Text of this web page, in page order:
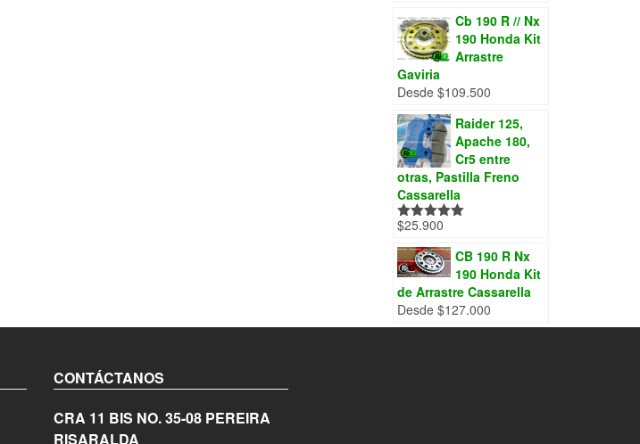
Cb 190 R // Nx
190 Honda Kit
Arrastre
Gaviria
Desde $109.500
Raider 125,
Apache 180,
Cr5 entre
otras, Pastilla Freno
Cassarella
Valorado
5
$25.900
CB 190 R Nx
190 Honda Kit
de Arrastre Cassarella
Desde $127.000
CONTÁCTANOS
CRA 11 BIS NO. 35-08 PEREIRA
RISARALDA